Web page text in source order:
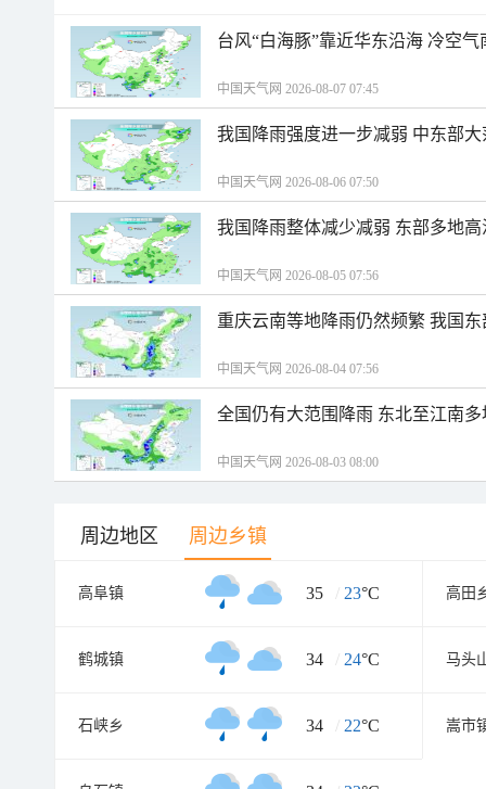
台风“白海豚”靠近华东沿海 冷空
中国天气网 2026-08-07 07:45
我国降雨强度进一步减弱 中东部
中国天气网 2026-08-06 07:50
我国降雨整体减少减弱 东部多地
中国天气网 2026-08-05 07:56
重庆云南等地降雨仍然频繁 我国
中国天气网 2026-08-04 07:56
全国仍有大范围降雨 东北至江南
中国天气网 2026-08-03 08:00
周边地区 周边乡镇
高阜镇 35 / 23°C 高田
鹤城镇 34 / 24°C 马头
石峡乡 34 / 22°C 嵩市